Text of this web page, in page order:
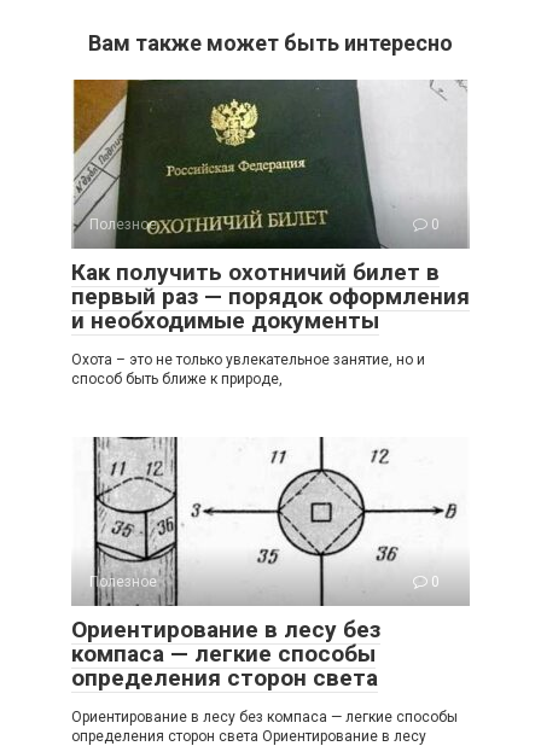
Вам также может быть интересно
Полезное 0
Как получить охотничий билет в
первый раз — порядок оформления
и необходимые документы
Охота – это не только увлекательное занятие, но и
способ быть ближе к природе,
Полезное 0
Ориентирование в лесу без
компаса — легкие способы
определения сторон света
Ориентирование в лесу без компаса — легкие способы
определения сторон света Ориентирование в лесу